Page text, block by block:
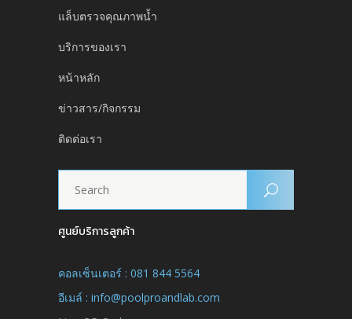
แล็บตรวจคุณภาพน้ำ
บริการของเรา
หน้าหลัก
ข่าวสาร/กิจกรรม
ติดต่อเรา
ศูนย์บริการลูกค้า
คอลเซ็นเตอร์ : 081 844 5564
อีเมล์ : info@poolproandlab.com